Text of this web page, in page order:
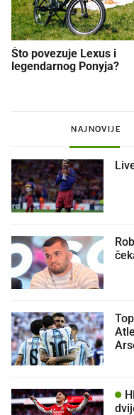
Što povezuje Lexus i
legendarnog Ponyja?
NAJNOVIJE